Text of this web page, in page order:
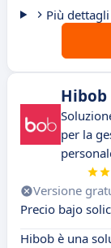
Più dettagli
Hibob
per la
Versione
Precio bajo
Hibob è una